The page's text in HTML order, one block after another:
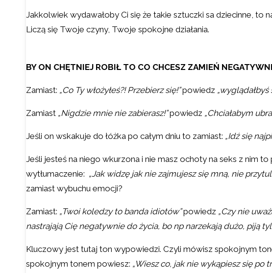
Jakkolwiek wydawałoby Ci się że takie sztuczki sa dziecinne, to
Liczą się Twoje czyny, Twoje spokojne działania.
BY ON CHĘTNIEJ ROBIŁ TO CO CHCESZ ZAMIEŃ
Zamiast: „Co Ty włożyłeś?! Przebierz się!”powiedz
Zamiast „Nigdzie mnie nie zabierasz!”powiedz „Chciałabym
Jeśli on wskakuje do łóżka po całym dniu to zamiast: „Idź się
Jeśli jesteś na niego wkurzona i nie masz ochoty na seks z nim to
wytłumaczenie: „Jak widzę jak nie zajmujesz się mną, nie
zamiast wybuchu emocji?
Zamiast: „Twoi koledzy to banda idiotów”powiedz „Czy nie
nastrajają Cię negatywnie do życia, bo np narzekają dużo, piją
Kluczowy jest tutaj ton wypowiedzi. Czyli mówisz spokojnym
spokojnym tonem powiesz: „Wiesz co, jak nie wykąpiesz się po